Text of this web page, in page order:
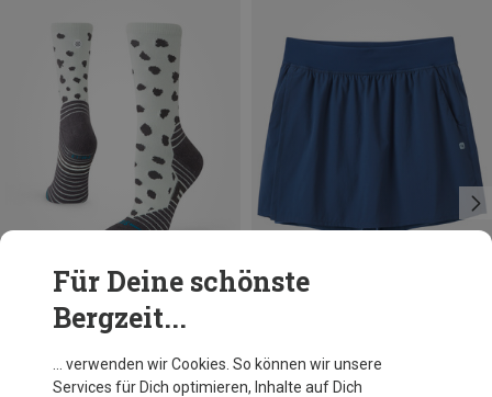
Damen Leopard Mid Crew Socken
35|36|37
Für Deine schönste
Bergzeit...
… verwenden wir Cookies. So können wir unsere
Services für Dich optimieren, Inhalte auf Dich